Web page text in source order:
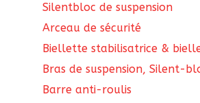
Silentbloc de suspension
Arceau de sécurité
Biellette stabilisatrice &
Bras de suspension, Silent-
Barre anti-roulis